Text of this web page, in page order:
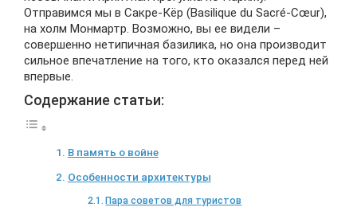
Отправимся мы в Сакре-Кёр (Basilique du Sacré-Cœur),
на холм Монмартр. Возможно, вы ее видели –
совершенно нетипичная базилика, но она производит
сильное впечатление на того, кто оказался перед ней
впервые.
Содержание статьи:
В память о войне
Особенности архитектуры
Пара советов для туристов